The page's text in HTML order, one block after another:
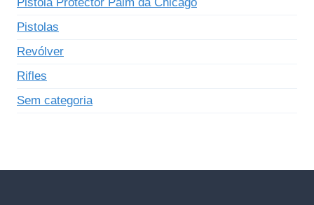
Pistolas
Revólver
Rifles
Sem categoria